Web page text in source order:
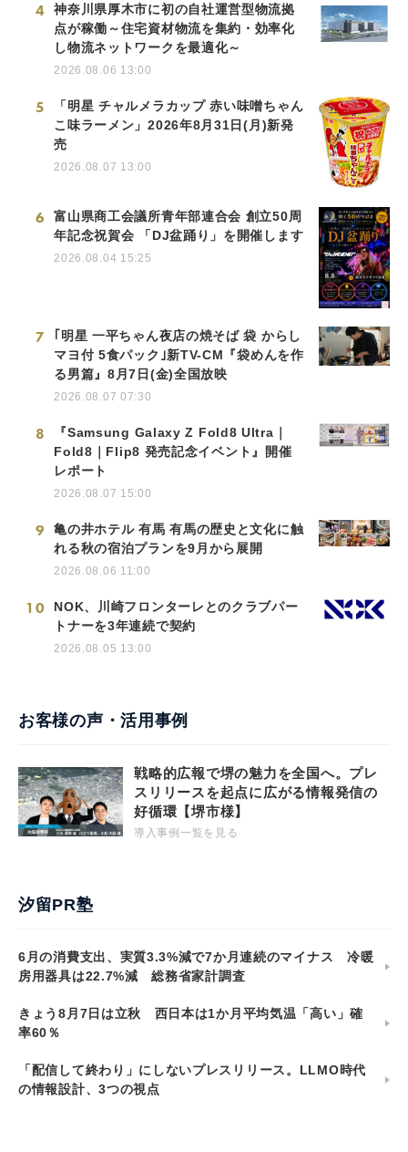
4
神奈川県厚木市に初の自社運営型物流拠
点が稼働～住宅資材物流を集約・効率化
し物流ネットワークを最適化～
2026.08.06 13:00
5
「明星 チャルメラカップ 赤い味噌ちゃん
こ味ラーメン」2026年8月31日(月)新発
売
2026.08.07 13:00
6
富山県商工会議所青年部連合会 創立50周
年記念祝賀会 「DJ盆踊り」を開催します
2026.08.04 15:25
7
｢明星 一平ちゃん夜店の焼そば 袋 からし
マヨ付 5食パック｣新TV-CM『袋めんを作
る男篇』8月7日(金)全国放映
2026.08.07 07:30
8
『Samsung Galaxy Z Fold8 Ultra｜
Fold8｜Flip8 発売記念イベント』開催
レポート
2026.08.07 15:00
9
亀の井ホテル 有馬 有馬の歴史と文化に触
れる秋の宿泊プランを9月から展開
2026.08.06 11:00
10
NOK、川崎フロンターレとのクラブパー
トナーを3年連続で契約
2026.08.05 13:00
お客様の声・活用事例
戦略的広報で堺の魅力を全国へ。プレ
スリリースを起点に広がる情報発信の
好循環【堺市様】
導入事例一覧を見る
汐留PR塾
6月の消費支出、実質3.3%減で7か月連続のマイナス 冷暖
房用器具は22.7%減 総務省家計調査
きょう8月7日は立秋 西日本は1か月平均気温「高い」確
率60％
「配信して終わり」にしないプレスリリース。LLMO時代
の情報設計、3つの視点